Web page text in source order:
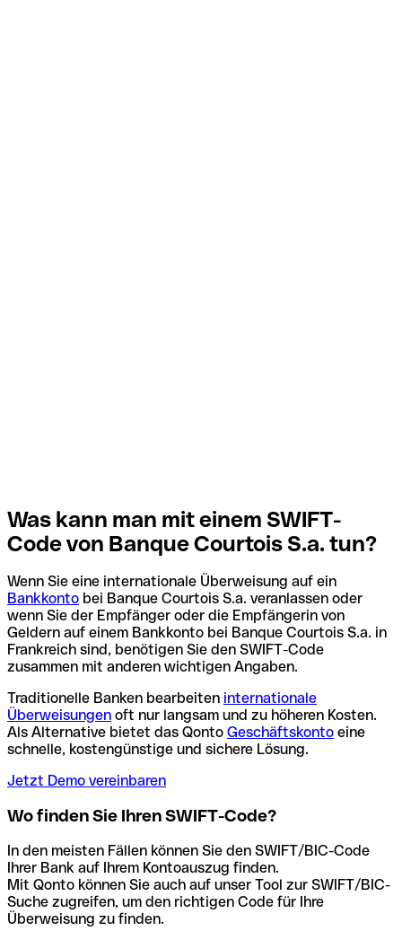
Was kann man mit einem SWIFT-
Code von Banque Courtois S.a. tun?
Wenn Sie eine internationale Überweisung auf ein
Bankkonto bei Banque Courtois S.a. veranlassen oder
wenn Sie der Empfänger oder die Empfängerin von
Geldern auf einem Bankkonto bei Banque Courtois S.a. in
Frankreich sind, benötigen Sie den SWIFT-Code
zusammen mit anderen wichtigen Angaben.
Traditionelle Banken bearbeiten internationale
Überweisungen oft nur langsam und zu höheren Kosten.
Als Alternative bietet das Qonto Geschäftskonto eine
schnelle, kostengünstige und sichere Lösung.
Jetzt Demo vereinbaren
Wo finden Sie Ihren SWIFT-Code?
In den meisten Fällen können Sie den SWIFT/BIC-Code
Ihrer Bank auf Ihrem Kontoauszug finden.
Mit Qonto können Sie auch auf unser Tool zur SWIFT/BIC-
Suche zugreifen, um den richtigen Code für Ihre
Überweisung zu finden.